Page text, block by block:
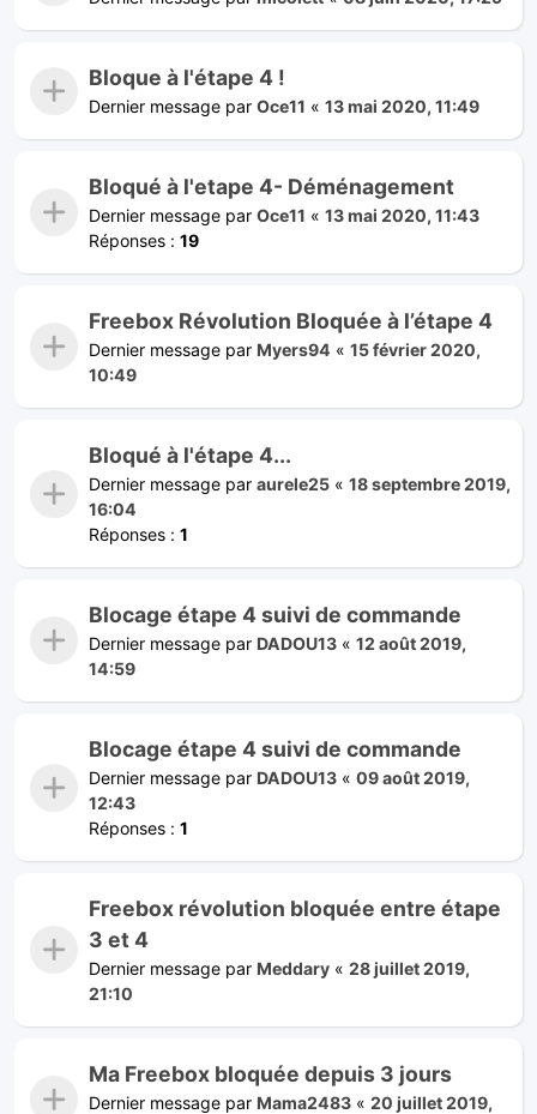
Bloque à l'étape 4 !
Dernier message par Oce11 « 13 mai 2020, 11:49
Bloqué à l'etape 4- Déménagement
Dernier message par Oce11 « 13 mai 2020, 11:43
Réponses : 19
Freebox Révolution Bloquée à l’étape 4
Dernier message par Myers94 « 15 février 2020,
10:49
Bloqué à l'étape 4...
Dernier message par aurele25 « 18 septembre 2019,
16:04
Réponses : 1
Blocage étape 4 suivi de commande
Dernier message par DADOU13 « 12 août 2019,
14:59
Blocage étape 4 suivi de commande
Dernier message par DADOU13 « 09 août 2019,
12:43
Réponses : 1
Freebox révolution bloquée entre étape
3 et 4
Dernier message par Meddary « 28 juillet 2019,
21:10
Ma Freebox bloquée depuis 3 jours
Dernier message par Mama2483 « 20 juillet 2019,